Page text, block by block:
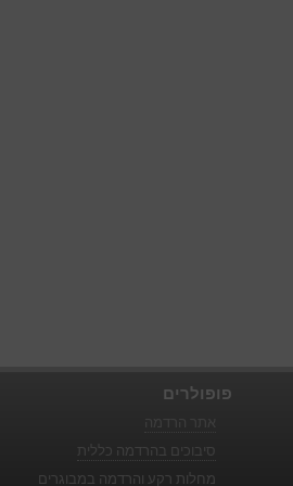
פופולרים
סיבוכים בהרדמה כללית
מחלות רקע והרדמה במבוגרים